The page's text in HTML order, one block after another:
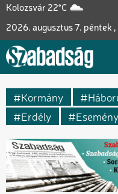
Ugrás
tartalomra
Kolozsvár 22°C
2026. augusztus 7. péntek
Kormány
Erdély